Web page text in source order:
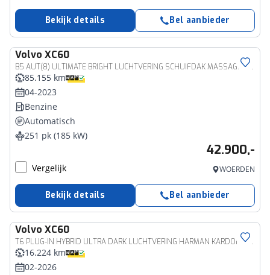
Bekijk details Bel aanbieder
Volvo XC60
B5 AUT(8) ULTIMATE BRIGHT LUCHTVERING SCHUIFDAK MASSAGE B&W AUDIO TREKHAAK
85.155 km
04-2023
Benzine
Automatisch
251 pk (185 kW)
42.900,-
Vergelijk WOERDEN
Bekijk details Bel aanbieder
Volvo XC60
T6 PLUG-IN HYBRID ULTRA DARK LUCHTVERING HARMAN KARDON SCHUIFDAK TREKHAAK
16.224 km
02-2026